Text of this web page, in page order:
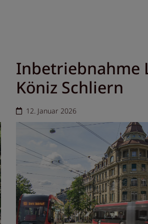
Inbetriebnahme
Köniz Schliern
12. Januar 2026